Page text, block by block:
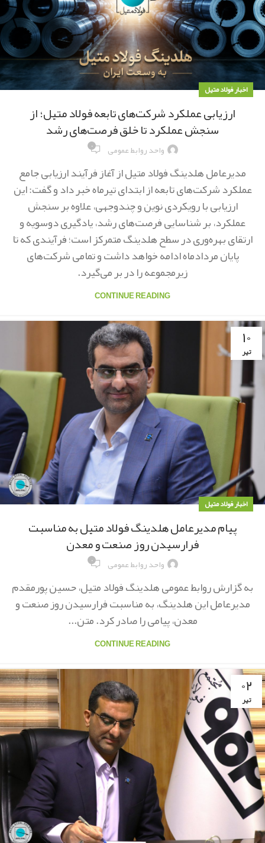
اخبار فولاد متیل
ارزیابی عملکرد شرکت‌های تابعه فولاد متیل؛ از
سنجش عملکرد تا خلق فرصت‌های رشد
واحد روابط عمومی ۰
مدیرعامل هلدینگ فولاد متیل از آغاز فرآیند ارزیابی جامع
عملکرد شرکت‌های تابعه از ابتدای تیرماه خبر داد و گفت: این
ارزیابی با رویکردی نوین و چندوجهی، علاوه بر سنجش
عملکرد، بر شناسایی فرصت‌های رشد، یادگیری دوسویه و
ارتقای بهره‌وری در سطح هلدینگ متمرکز است؛ فرآیندی که تا
پایان مردادماه ادامه خواهد داشت و تمامی شرکت‌های
زیرمجموعه را در بر می‌گیرد.
CONTINUE READING
۱۰
تیر
اخبار فولاد متیل
پیام مدیرعامل هلدینگ فولاد متیل به مناسبت
فرارسیدن روز صنعت و معدن
واحد روابط عمومی ۰
به گزارش روابط عمومی هلدینگ فولاد متیل، حسین پورمقدم
مدیرعامل این هلدینگ، به مناسبت فرارسیدن روز صنعت و
معدن، پیامی را صادر کرد. متن...
CONTINUE READING
۰۲
تیر